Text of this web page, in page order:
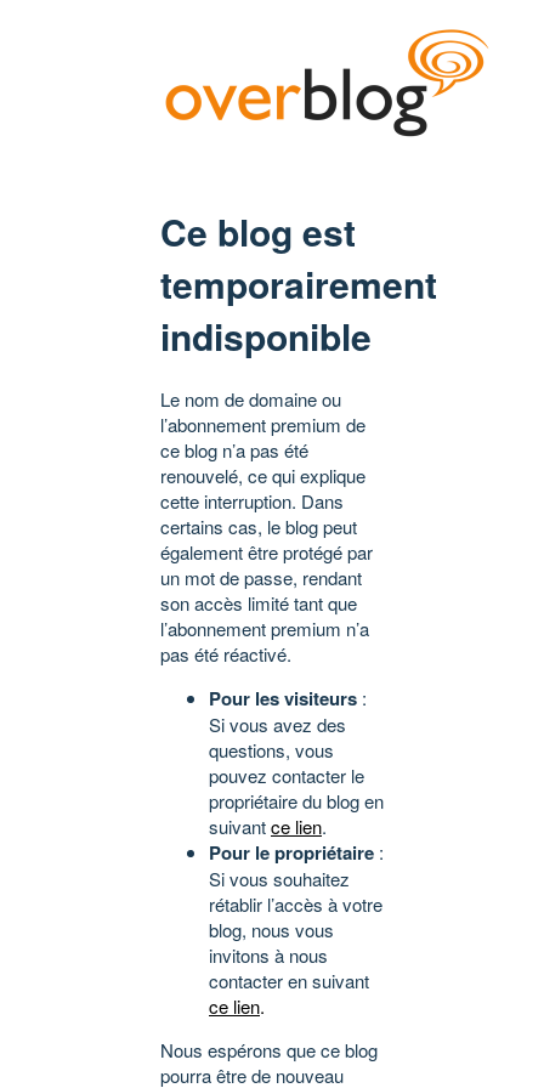
Ce blog est
temporairement
indisponible
Le nom de domaine ou
l’abonnement premium de
ce blog n’a pas été
renouvelé, ce qui explique
cette interruption. Dans
certains cas, le blog peut
également être protégé par
un mot de passe, rendant
son accès limité tant que
l’abonnement premium n’a
pas été réactivé.
Pour les visiteurs :
Si vous avez des
questions, vous
pouvez contacter le
propriétaire du blog en
suivantce lien.
Pour le propriétaire :
Si vous souhaitez
rétablir l’accès à votre
blog, nous vous
invitons à nous
contacter en suivant
ce lien.
Nous espérons que ce blog
pourra être de nouveau